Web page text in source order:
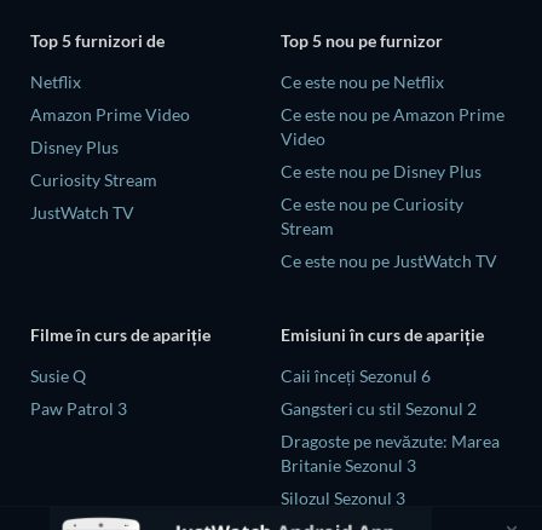
Top 5 furnizori de
Netflix
Amazon Prime Video
Disney Plus
Curiosity Stream
JustWatch TV
Top 5 nou pe furnizor
Ce este nou pe Netflix
Ce este nou pe Amazon Prime
Video
Ce este nou pe Disney Plus
Ce este nou pe Curiosity
Stream
Ce este nou pe JustWatch TV
Filme în curs de apariție
Susie Q
Paw Patrol 3
Emisiuni în curs de apariție
Caii înceți Sezonul 6
Gangsteri cu stil Sezonul 2
Dragoste pe nevăzute: Marea
Britanie Sezonul 3
Silozul Sezonul 3